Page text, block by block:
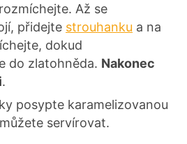
Až se
přidejte strouhanku a na
dokud
do zlatohněda. Nakonec
.
posypte karamelizovanou
servírovat.